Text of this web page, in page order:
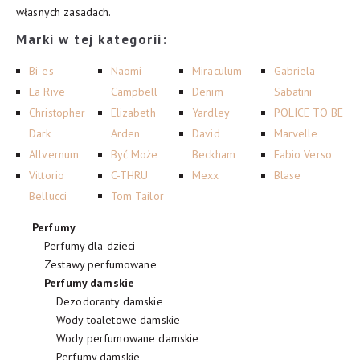
własnych zasadach.
Marki w tej kategorii:
Bi-es
La Rive
Christopher
Dark
Allvernum
Vittorio
Bellucci
Naomi
Campbell
Elizabeth
Arden
Być Może
C-THRU
Tom Tailor
Miraculum
Denim
Yardley
David
Beckham
Mexx
Gabriela
Sabatini
POLICE TO BE
Marvelle
Fabio Verso
Blase
Perfumy
Perfumy dla dzieci
Zestawy perfumowane
Perfumy damskie
Dezodoranty damskie
Wody toaletowe damskie
Wody perfumowane damskie
Perfumy damskie